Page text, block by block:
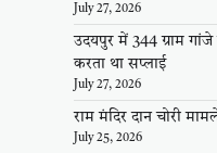
July 27, 2026
उदयपुर में 344 ग्राम
करता था सप्लाई
July 27, 2026
राम मंदिर दान चोरी
July 25, 2026